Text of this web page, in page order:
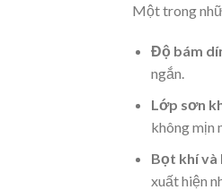
Một trong
Độ bám
ngắn.
Lớp sơn
không mịn
Bọt khí và
xuất hiện